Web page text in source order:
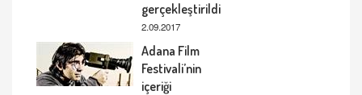
gerçekleştirildi
2.09.2017
Adana Film
Festivali’nin
içeriği